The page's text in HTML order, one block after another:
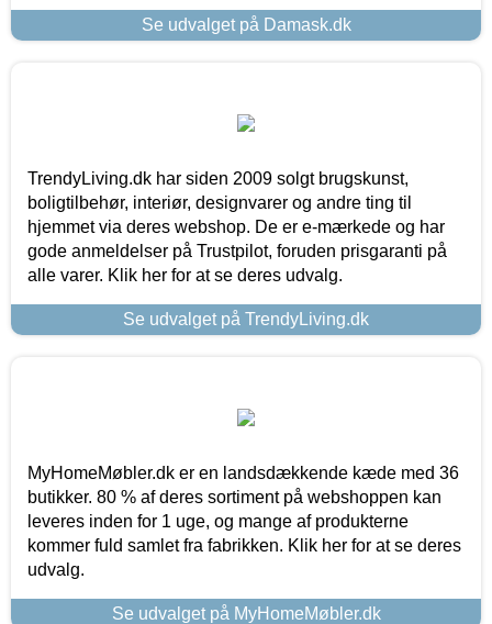
Se udvalget på Damask.dk
TrendyLiving.dk har siden 2009 solgt brugskunst,
boligtilbehør, interiør, designvarer og andre ting til
hjemmet via deres webshop. De er e-mærkede og har
gode anmeldelser på Trustpilot, foruden prisgaranti på
alle varer. Klik her for at se deres udvalg.
Se udvalget på TrendyLiving.dk
MyHomeMøbler.dk er en landsdækkende kæde med 36
butikker. 80 % af deres sortiment på webshoppen kan
leveres inden for 1 uge, og mange af produkterne
kommer fuld samlet fra fabrikken. Klik her for at se deres
udvalg.
Se udvalget på MyHomeMøbler.dk